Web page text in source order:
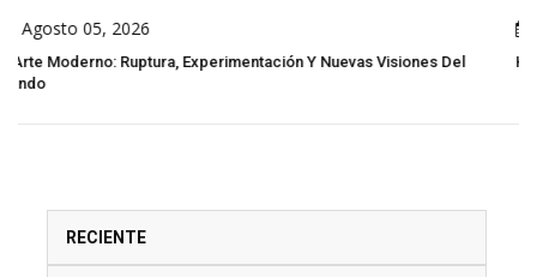
Y Nuevas Visiones Del Hilos De Resistencia: El Arte Popular
RECIENTE